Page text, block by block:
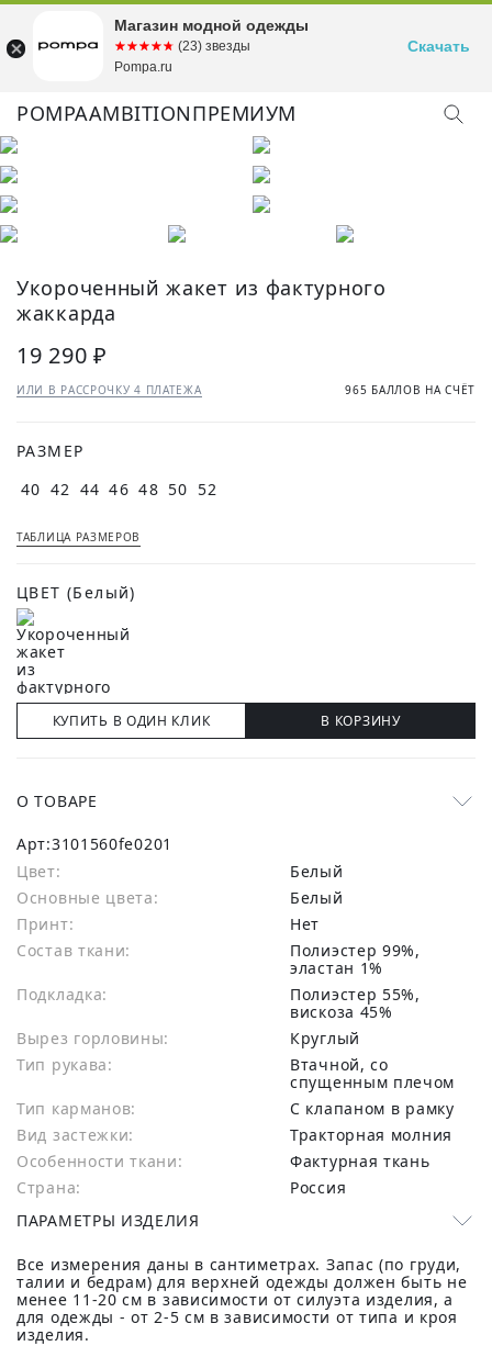
POMPAAMBITIONПРЕМИУМ
КУПИТЬ ОБРАЗ
Укороченный жакет из фактурного
жаккарда
19 290 ₽
ИЛИ В РАССРОЧКУ 4 ПЛАТЕЖА 965 БАЛЛОВ НА СЧЁТ
РАЗМЕР
40 42 44 46 48 50 52
ТАБЛИЦА РАЗМЕРОВ
ЦВЕТ (Белый)
КУПИТЬ В ОДИН КЛИК В КОРЗИНУ
О ТОВАРЕ
Арт:3101560fe0201
Цвет:
Белый
Основные цвета:
белый
Принт:
Нет
Состав ткани:
полиэстер 99%,
эластан 1%
Подкладка:
Полиэстер 55%,
вискоза 45%
Вырез горловины:
Круглый
Тип рукава:
Втачной, со
спущенным плечом
Тип карманов:
С клапаном в рамку
Вид застежки:
Тракторная молния
Особенности ткани:
Фактурная ткань
Страна:
Россия
ПАРАМЕТРЫ ИЗДЕЛИЯ
Все измерения даны в сантиметрах. Запас (по груди,
талии и бедрам) для верхней одежды должен быть не
менее 11-20 см в зависимости от силуэта изделия, а
для одежды - от 2-5 см в зависимости от типа и кроя
изделия.
Магазин модной одежды
☆☆☆☆☆
★★★★★ (23) звезды
Pompa.ru
Скачать